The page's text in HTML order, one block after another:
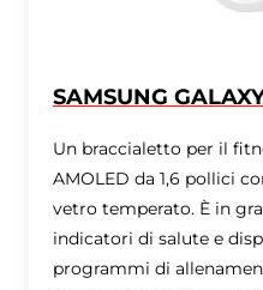
SAMSUNG
Un braccialetto per il
AMOLED da 1,6 pollici
vetro temperato. È in
indicatori di salute e
programmi di